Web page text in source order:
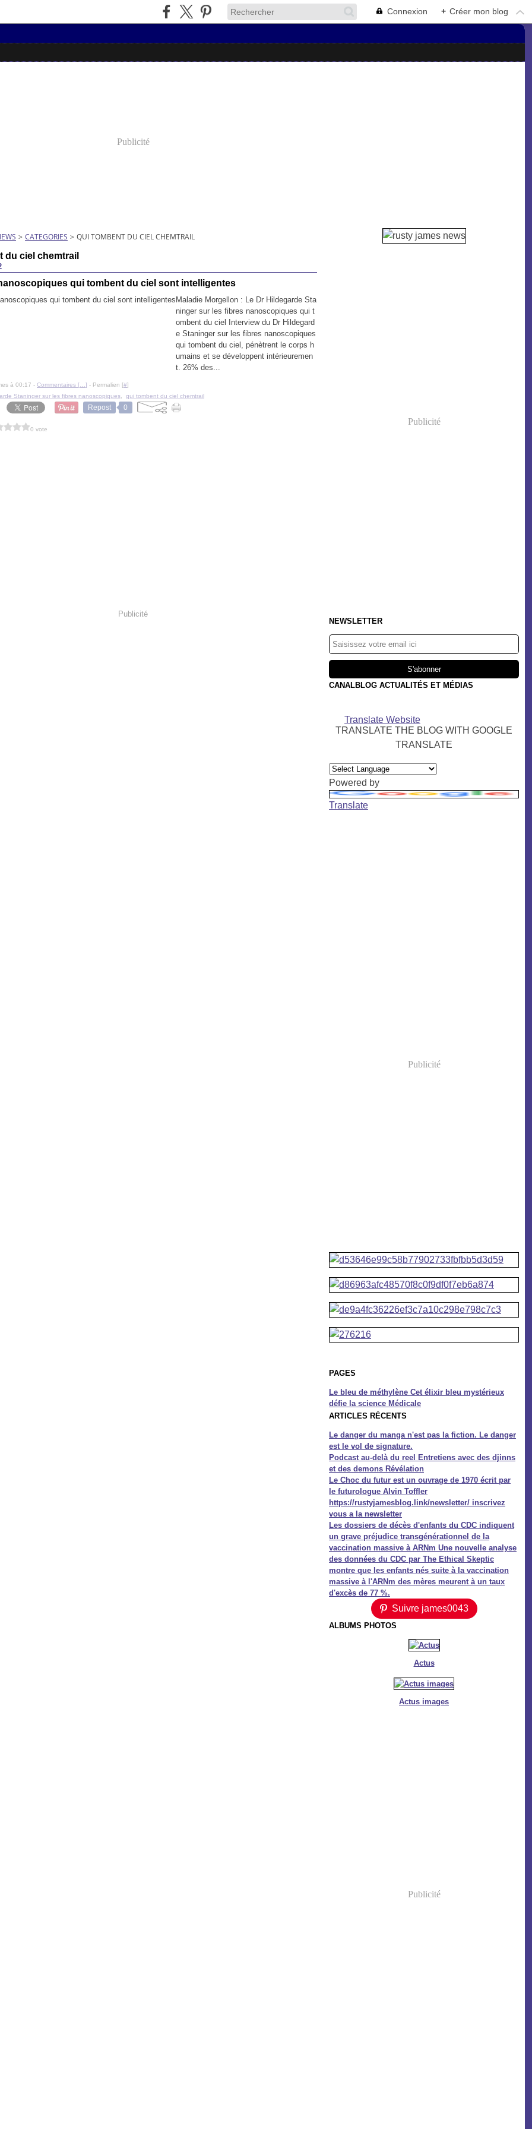
Connexion + Créer mon blog
Publicité
> CATEGORIES > QUI TOMBENT DU CIEL CHEMTRAIL
du ciel chemtrail
qui tombent du ciel sont intelligentes
Maladie Morgellon : Le Dr Hildegarde Sta
ninger sur les fibres nanoscopiques qui t
ombent du ciel Interview du Dr Hildegard
e Staninger sur les fibres nanoscopiques
qui tombent du ciel, pénètrent le corps h
umains et se développent intérieuremen
t. 26% des...
à 00:17 - Commentaires [ ] - Permalien [#]
Staninger sur les fibres nanoscopiques
qui tombent du ciel chemtrail
Repost 0
0 vote
Publicité
Publicité
NEWSLETTER
CANALBLOG ACTUALITÉS ET MÉDIAS
Translate Website
TRANSLATE THE BLOG WITH GOOGLE
TRANSLATE
Powered by
Translate
Publicité
PAGES
Le bleu de méthylène Cet élixir bleu mystérieux
défie la science Médicale
ARTICLES RÉCENTS
Le danger du manga n'est pas la fiction. Le danger
est le vol de signature.
Podcast au-delà du reel Entretiens avec des djinns
et des demons Révélation
Le Choc du futur est un ouvrage de 1970 écrit par
le futurologue Alvin Toffler
https://rustyjamesblog.link/newsletter/ inscrivez
vous a la newsletter
Les dossiers de décès d'enfants du CDC indiquent
un grave préjudice transgénérationnel de la
vaccination massive à ARNm Une nouvelle analyse
des données du CDC par The Ethical Skeptic
montre que les enfants nés suite à la vaccination
massive à l'ARNm des mères meurent à un taux
d'excès de 77 %.
Suivre james0043
ALBUMS PHOTOS
Actus
Actus images
Publicité